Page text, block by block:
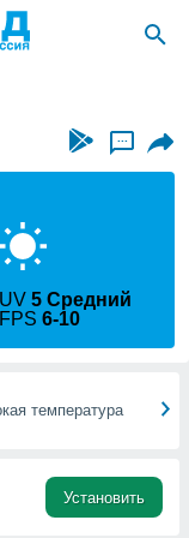
...
UV5 Средний
FPS6-10
температура
Установить